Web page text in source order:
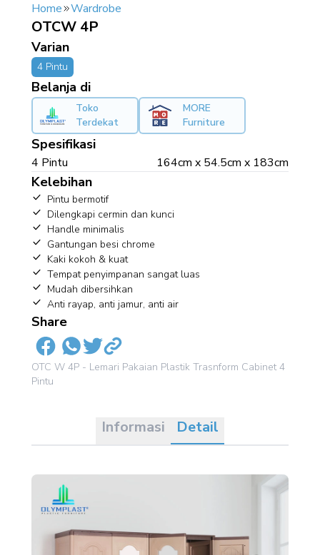
Home Wardrobe
OTCW 4P
Varian
4 Pintu
Belanja di
Toko
Terdekat
MORE
Furniture
Spesifikasi
4 Pintu 164cm x 54.5cm x 183cm
Kelebihan
Pintu bermotif
Dilengkapi cermin dan kunci
Handle minimalis
Gantungan besi chrome
Kaki kokoh & kuat
Tempat penyimpanan sangat luas
Mudah dibersihkan
Anti rayap, anti jamur, anti air
Share
OTC W 4P - Lemari Pakaian Plastik Trasnform Cabinet 4
Pintu
Informasi Detail